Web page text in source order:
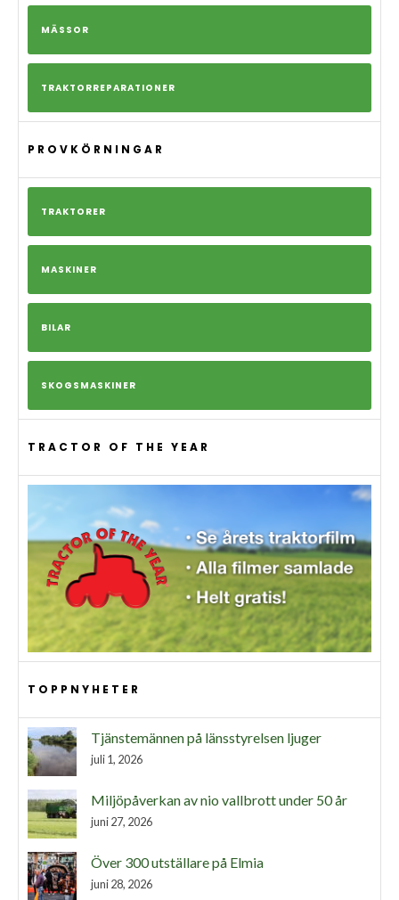
MÄSSOR
TRAKTORREPARATIONER
PROVKÖRNINGAR
TRAKTORER
MASKINER
BILAR
SKOGSMASKINER
TRACTOR OF THE YEAR
TOPPNYHETER
Tjänstemännen på länsstyrelsen ljuger
juli 1, 2026
Miljöpåverkan av nio vallbrott under 50 år
juni 27, 2026
Över 300 utställare på Elmia
juni 28, 2026